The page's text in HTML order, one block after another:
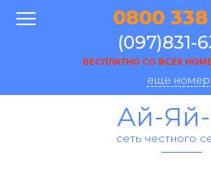
0800
(097)831-
БЕСПЛАТНО СО ВСЕХ
еще
Ай-
сеть честного